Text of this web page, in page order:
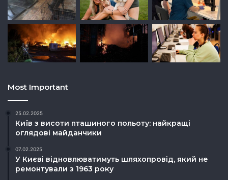
Most Important
25.02.2025
Київ з висоти пташиного польоту: найкращі
оглядові майданчики
07.02.2025
У Києві відновлюватимуть шляхопровід, який не
ремонтували з 1963 року